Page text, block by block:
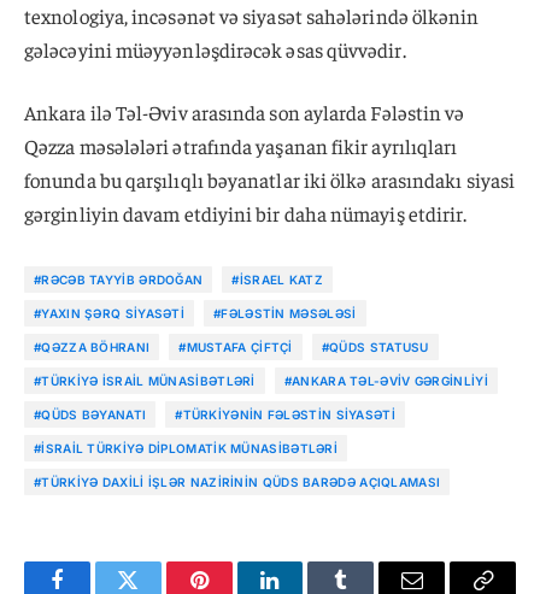
texnologiya, incəsənət və siyasət sahələrində ölkənin
gələcəyini müəyyənləşdirəcək əsas qüvvədir.
Ankara ilə Təl-Əviv arasında son aylarda Fələstin və
Qəzza məsələləri ətrafında yaşanan fikir ayrılıqları
fonunda bu qarşılıqlı bəyanatlar iki ölkə arasındakı siyasi
gərginliyin davam etdiyini bir daha nümayiş etdirir.
#RƏCƏB TAYYIB ƏRDOĞAN #İSRAEL KATZ
#YAXIN ŞƏRQ SIYASƏTI #FƏLƏSTIN MƏSƏLƏSI
#QƏZZA BÖHRANI #MUSTAFA ÇIFTÇI #QÜDS STATUSU
#TÜRKIYƏ İSRAIL MÜNASIBƏTLƏRI #ANKARA TƏL-ƏVIV GƏRGINLIYI
#QÜDS BƏYANATI #TÜRKIYƏNIN FƏLƏSTIN SIYASƏTI
#İSRAIL TÜRKIYƏ DIPLOMATIK MÜNASIBƏTLƏRI
#TÜRKIYƏ DAXILI IŞLƏR NAZIRININ QÜDS BARƏDƏ AÇIQLAMASI